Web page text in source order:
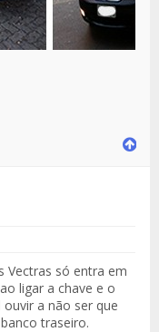
Vectras só entra em
ligar a chave e o
a não ser que
traseiro.